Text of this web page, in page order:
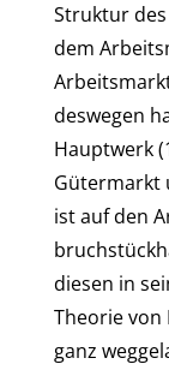
Struktur
dem
deswegen
Hauptwerk
Gütermarkt
ist auf den
diesen in
Theorie von
ganz